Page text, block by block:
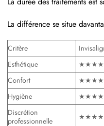
La différence se situe
Critère
Esthétique
Confort
Hygiène
Discrétion
professionnelle